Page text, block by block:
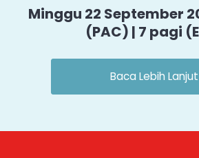
Minggu 22 September
(PAC) | 7 pagi
Baca Lebih Lanjut